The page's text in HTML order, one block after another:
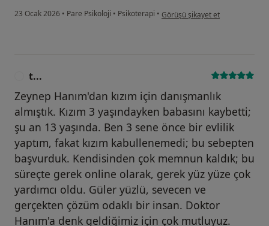
23 Ocak 2026 • Pare Psikoloji • Psikoterapi • kullanıcının görüşüne göre f....k
Görüşü şikayet et
t...
Zeynep Hanım'dan kızım için danışmanlık
almıştık. Kızım 3 yaşındayken babasını kaybetti;
şu an 13 yaşında. Ben 3 sene önce bir evlilik
yaptım, fakat kızım kabullenemedi; bu sebepten
başvurduk. Kendisinden çok memnun kaldık; bu
süreçte gerek online olarak, gerek yüz yüze çok
yardımcı oldu. Güler yüzlü, sevecen ve
gerçekten çözüm odaklı bir insan. Doktor
Hanım'a denk geldiğimiz için çok mutluyuz.